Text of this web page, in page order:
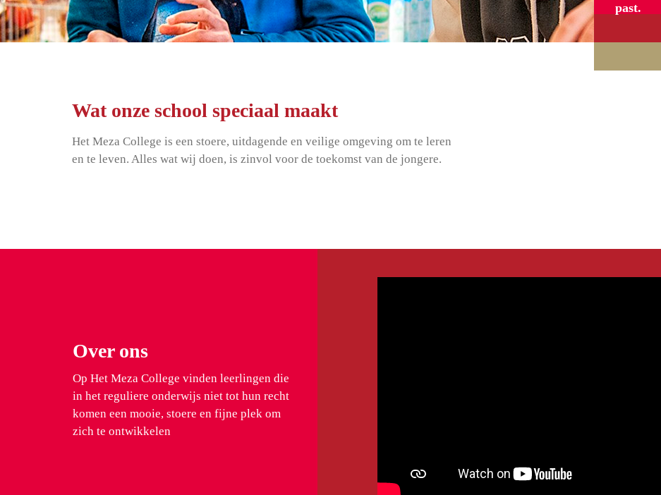
past.
Wat onze school speciaal maakt
Het Meza College is een stoere, uitdagende en veilige omgeving om te leren
en te leven. Alles wat wij doen, is zinvol voor de toekomst van de jongere.
Over ons
Op Het Meza College vinden leerlingen die
in het reguliere onderwijs niet tot hun recht
komen een mooie, stoere en fijne plek om
zich te ontwikkelen